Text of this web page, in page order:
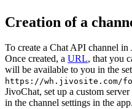
Creation of a
To create a Chat API channel in
Once created, a URL, that you
will be available to you in the
https://wh.jivosite.com/
JivoChat, set up a custom
in the channel settings in the app.